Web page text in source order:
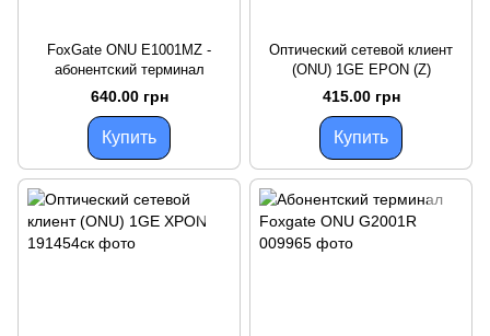
FoxGate ONU E1001MZ -
абонентский терминал
640.00 грн
Купить
Оптический сетевой клиент
(ONU) 1GE EPON (Z)
415.00 грн
Купить